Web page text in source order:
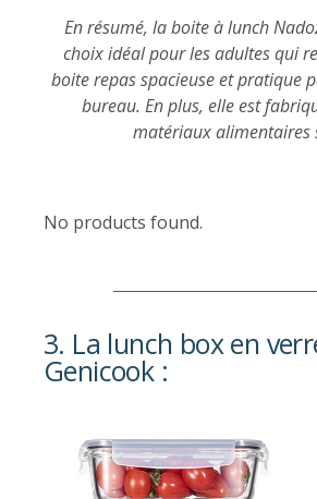
En résumé, la boite à lunch
choix idéal pour les adultes qui
boite repas spacieuse et pratique
bureau. En plus, elle est
matériaux alimentaires
No products found.
3. La lunch box en
Genicook :